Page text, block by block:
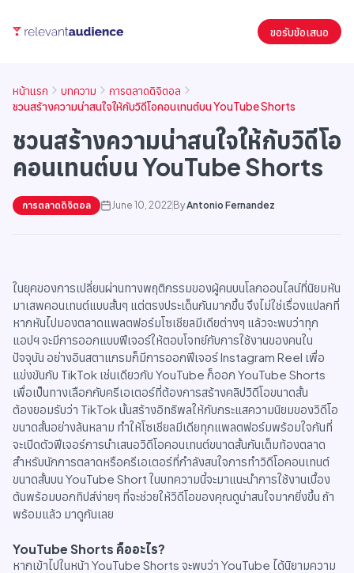
ขอรับข้อเสนอ
หน้าแรก บทความ
การตลาดดิจิตอล
ชวนสร้างความน่าสนใจให้กับวิดีโอคอนเทนต์บน YouTube Shorts
ชวนสร้างความน่าสนใจให้กับวิดีโอ
คอนเทนต์บน YouTube Shorts
การตลาดดิจิตอล June 10, 2022 ByAntonio Fernandez
ในยุคของการเปลี่ยนผ่านทางพฤติกรรมของผู้คนบนโลกออนไลน์ที่นิยมหัน
มาเสพคอนเทนต์แบบสั้นๆ แต่ตรงประเด็นกันมากขึ้น จึงไม่ใช่เรื่องแปลกที่
หากหันไปมองตลาดแพลตฟอร์มโซเชียลมีเดียต่างๆ แล้วจะพบว่าทุก
แอปฯ จะมีการออกแบบฟีเจอร์ให้ตอบโจทย์กับการใช้งานของคนใน
ปัจจุบัน อย่างอินสตาแกรมก็มีการออกฟีเจอร์ Instagram Reel เพื่อ
แข่งขันกับ TikTok เช่นเดียวกับ YouTube ก็ออก YouTube Shorts
เพื่อเป็นทางเลือกกับครีเอเตอร์ที่ต้องการสร้างคลิปวิดีโอขนาดสั้น
ต้องยอมรับว่า TikTok นั้นสร้างอิทธิพลให้กับกระแสความนิยมของวิดีโอ
ขนาดสั้นอย่างล้นหลาม ทำให้โซเชียลมีเดียทุกแพลตฟอร์มพร้อมใจกันที่
จะเปิดตัวฟีเจอร์การนำเสนอวิดีโอคอนเทนต์ขนาดสั้นกันเต็มท้องตลาด
สำหรับนักการตลาดหรือครีเอเตอร์ที่กำลังสนใจการทำวิดีโอคอนเทนต์
ขนาดสั้นบน YouTube Short ในบทความนี้จะมาแนะนำการใช้งานเบื้อง
ต้นพร้อมบอกทิปส์ง่ายๆ ที่จะช่วยให้วิดีโอของคุณดูน่าสนใจมากยิ่งขึ้น ถ้า
พร้อมแล้ว มาดูกันเลย
YouTube Shorts คืออะไร?
หากเข้าไปในหน้า YouTube Shorts จะพบว่า YouTube ได้นิยามความ